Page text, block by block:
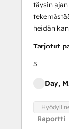
täysin
heidän
Tarjotut
5
Day, M.
Raportti